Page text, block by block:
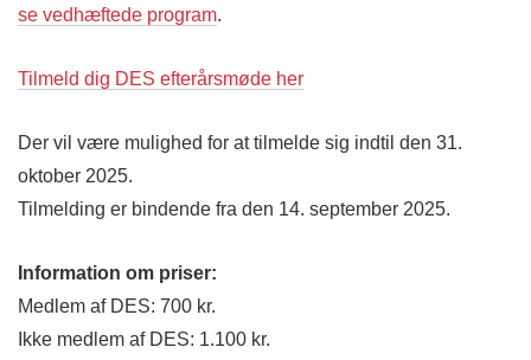
se vedhæftede program.
Tilmeld dig DES efterårsmøde her
Der vil være mulighed for at tilmelde sig indtil den 31.
oktober 2025.
Tilmelding er bindende fra den 14. september 2025.
Information om priser:
Medlem af DES: 700 kr.
Ikke medlem af DES: 1.100 kr.